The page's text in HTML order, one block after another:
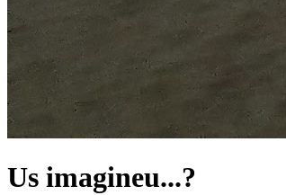
Us imagineu...?